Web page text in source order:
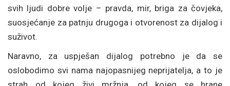
svih ljudi dobre volje – pravda, mir, briga za čovjeka,
suosjećanje za patnju drugoga i otvorenost za dijalog i
suživot.
Naravno, za uspješan dijalog potrebno je da se
oslobodimo svi nama najopasnijeg neprijatelja, a to je